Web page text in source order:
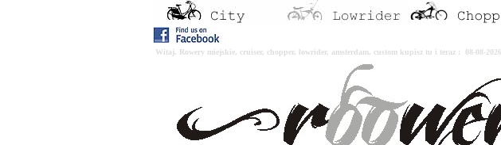
Witaj. Rowery miejskie, cruiser, chopper, lowrider, amsterdam, custom kupisz tu i teraz : 08-08-